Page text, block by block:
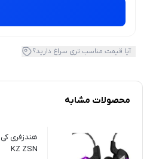
آیا قیمت مناسب تری سراغ دارید؟
محصولات مشابه
هندزفری
KZ ZSN